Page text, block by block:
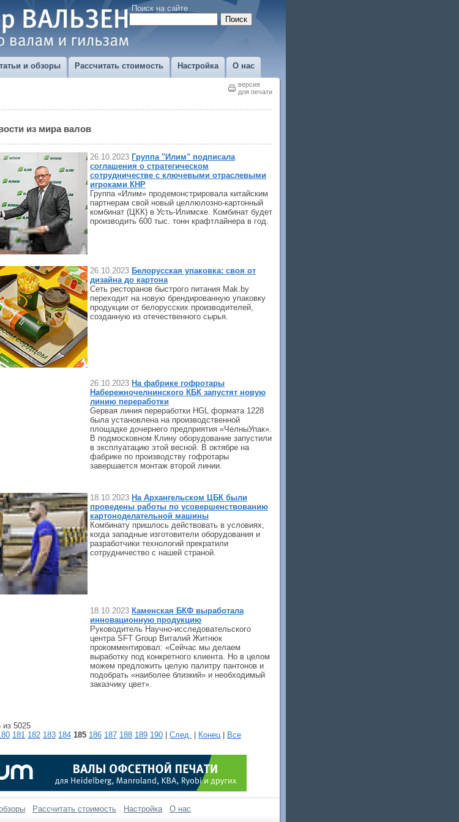
Поиск на сайте
и обзоры Рассчитать стоимость Настройка О нас
версия
для печати
из мира валов
26.10.2023 Группа "Илим" подписала
соглашения о стратегическом
сотрудничестве с ключевыми отраслевыми
игроками КНР
Группа «Илим» продемонстрировала китайским
партнерам свой новый целлюлозно-картонный
комбинат (ЦКК) в Усть-Илимске. Комбинат будет
производить 600 тыс. тонн крафтлайнера в год.
26.10.2023 Белорусская упаковка: своя от
дизайна до картона
Сеть ресторанов быстрого питания Mak.by
переходит на новую брендированную упаковку
продукции от белорусских производителей,
созданную из отечественного сырья.
26.10.2023 На фабрике гофротары
Набережночелнинского КБК запустят новую
линию переработки
Gервая линия переработки HGL формата 1228
была установлена на производственной
площадке дочернего предприятия «ЧелныУпак».
В подмосковном Клину оборудование запустили
в эксплуатацию этой весной. В октябре на
фабрике по производству гофротары
завершается монтаж второй линии.
18.10.2023 На Архангельском ЦБК были
проведены работы по усовершенствованию
картоноделательной машины
Комбинату пришлось действовать в условиях,
когда западные изготовители оборудования и
разработчики технологий прекратили
сотрудничество с нашей страной.
18.10.2023 Каменская БКФ выработала
инновационную продукцию
Руководитель Научно-исследовательского
центра SFT Group Виталий Житнюк
прокомментировал: «Сейчас мы делаем
выработку под конкретного клиента. Но в целом
можем предложить целую палитру пантонов и
подобрать «наиболее близкий» и необходимый
заказчику цвет».
из 5025
181 182 183 184 185 186 187 188 189 190 След. Конец Все
Рассчитать стоимость Настройка О нас